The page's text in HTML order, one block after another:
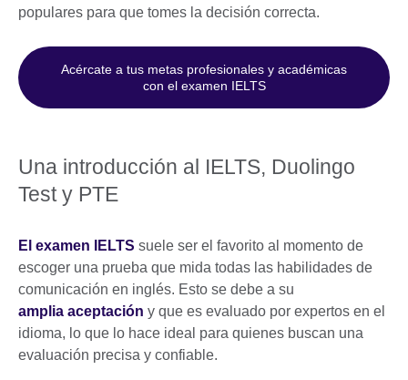
populares para que tomes la decisión correcta.
Acércate a tus metas profesionales y académicas
con el examen IELTS
Una introducción al IELTS, Duolingo
Test y PTE
El examen IELTS suele ser el favorito al momento de
escoger una prueba que mida todas las habilidades de
comunicación en inglés. Esto se debe a su
amplia aceptación y que es evaluado por expertos en el
idioma, lo que lo hace ideal para quienes buscan una
evaluación precisa y confiable.